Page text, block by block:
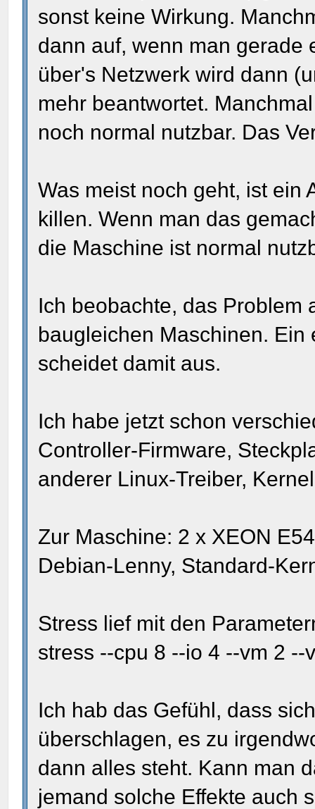
sonst keine Wirkung.
dann auf, wenn man gerade
über's Netzwerk wird dann
mehr beantwortet.
noch normal nutzbar. Das
Was meist noch geht, ist ein
killen. Wenn man das
die Maschine ist normal
Ich beobachte, das Problem
baugleichen Maschinen.
scheidet damit aus.
Ich habe jetzt schon
Controller-Firmware,
anderer Linux-Treiber,
Zur Maschine: 2 x XEON
Debian-Lenny, Standard-
Stress lief mit den
stress --cpu 8 --io 4 --vm 2
Ich hab das Gefühl, dass
überschlagen, es zu
dann alles steht. Kann man
jemand solche Effekte auch